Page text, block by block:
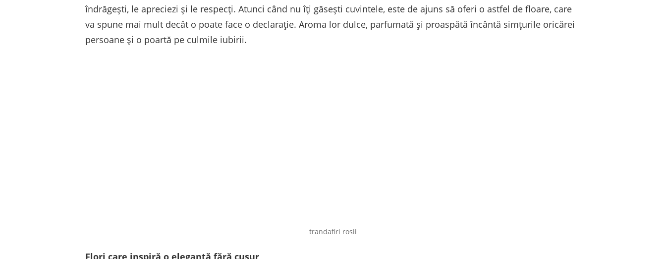
îndrăgești, le apreciezi și le respecți. Atunci când nu îți găsești cuvintele, este de ajuns să oferi o astfel de floare, care
va spune mai mult decât o poate face o declarație. Aroma lor dulce, parfumată și proaspătă încântă simțurile oricărei
persoane și o poartă pe culmile iubirii.
trandafiri rosii
Flori care inspiră o eleganță fără cusur